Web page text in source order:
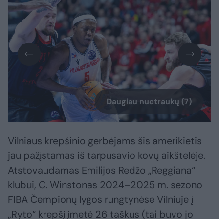
Daugiau nuotraukų (7)
Vilniaus krepšinio gerbėjams šis amerikietis
jau pažįstamas iš tarpusavio kovų aikštelėje.
Atstovaudamas Emilijos Redžo „Reggiana“
klubui, C. Winstonas 2024–2025 m. sezono
FIBA Čempionų lygos rungtynėse Vilniuje į
„Ryto“ krepšį įmetė 26 taškus (tai buvo jo